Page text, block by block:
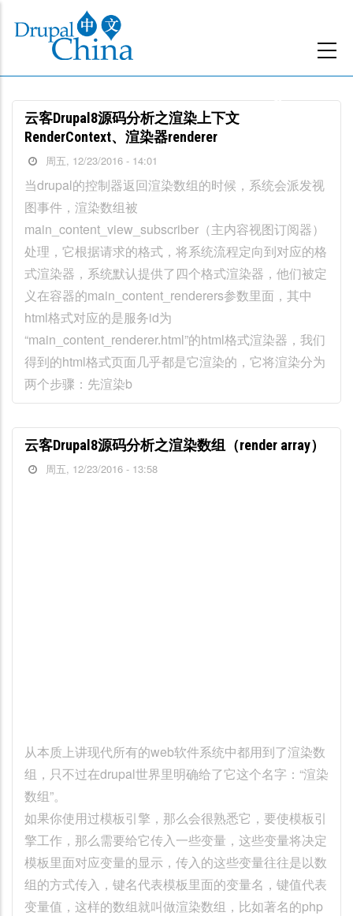
主
要
云客Drupal8源码分析之渲染上下文
RenderContext、渲染器renderer
周五, 12/23/2016 - 14:01
当drupal的控制器返回渲染数组的时候，系统会派发视
图事件，渲染数组被
main_content_view_subscriber（主内容视图订阅器）
处理，它根据请求的格式，将系统流程定向到对应的格
式渲染器，系统默认提供了四个格式渲染器，他们被定
义在容器的main_content_renderers参数里面，其中
html格式对应的是服务id为
“main_content_renderer.html”的html格式渲染器，我们
得到的html格式页面几乎都是它渲染的，它将渲染分为
两个步骤：先渲染b
云客Drupal8源码分析之渲染数组（render array）
周五, 12/23/2016 - 13:58
从本质上讲现代所有的web软件系统中都用到了渲染数
组，只不过在drupal世界里明确给了它这个名字：“渲染
数组”。
如果你使用过模板引擎，那么会很熟悉它，要使模板引
擎工作，那么需要给它传入一些变量，这些变量将决定
模板里面对应变量的显示，传入的这些变量往往是以数
组的方式传入，键名代表模板里面的变量名，键值代表
变量值，这样的数组就叫做渲染数组，比如著名的php